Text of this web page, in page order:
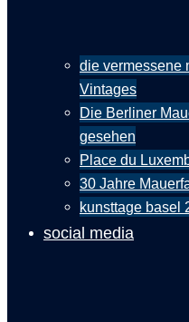
die vermessene
Vintages
Die Berliner
gesehen
Place du
30 Jahre
kunsttage basel
social media